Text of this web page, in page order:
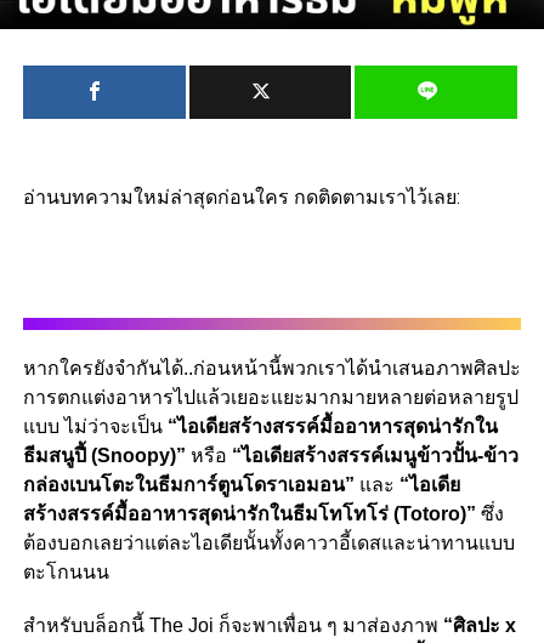
อ่านบทความใหม่ล่าสุดก่อนใคร กดติดตามเราไว้เลย:
หากใครยังจำกันได้..ก่อนหน้านี้พวกเราได้นำเสนอภาพศิลปะ
การตกแต่งอาหารไปแล้วเยอะแยะมากมายหลายต่อหลายรูป
แบบ ไม่ว่าจะเป็น “ไอเดียสร้างสรรค์มื้ออาหารสุดน่ารักใน
ธีมสนูปี้ (Snoopy)” หรือ “ไอเดียสร้างสรรค์เมนูข้าวปั้น-ข้าว
กล่องเบนโตะในธีมการ์ตูนโดราเอมอน” และ “ไอเดีย
สร้างสรรค์มื้ออาหารสุดน่ารักในธีมโทโทโร่ (Totoro)” ซึ่ง
ต้องบอกเลยว่าแต่ละไอเดียนั้นทั้งคาวาอี้เดสและน่าทานแบบ
ตะโกนนน
สำหรับบล็อกนี้ The Joi ก็จะพาเพื่อน ๆ มาส่องภาพ “ศิลปะ x